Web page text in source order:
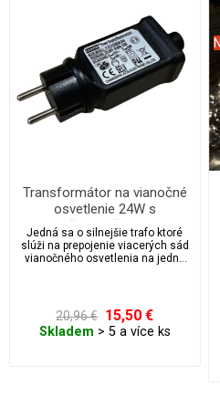
Transformátor na vianočné
osvetlenie 24W s
časovačom
Jedná sa o silnejšie trafo ktoré
slúži na prepojenie viacerých sád
vianočného osvetlenia na jednu
20,96 € 15,50 €
Skladem > 5 a více ks